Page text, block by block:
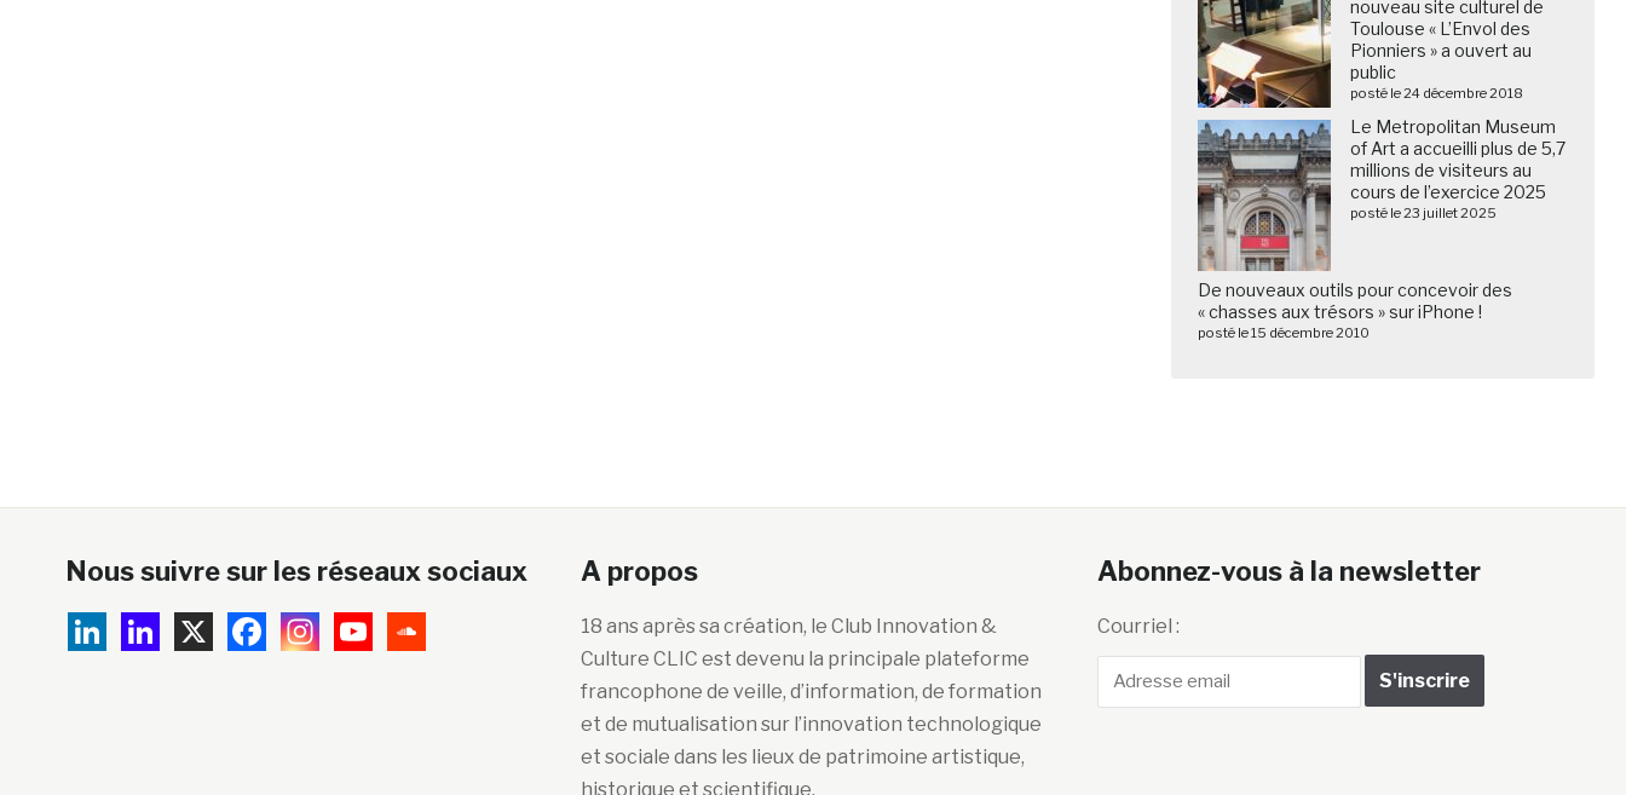
nouveau site culturel de
Toulouse « L’Envol des
Pionniers » a ouvert au
public
posté le 24 décembre 2018
Le Metropolitan Museum
of Art a accueilli plus de 5,7
millions de visiteurs au
cours de l’exercice 2025
posté le 23 juillet 2025
De nouveaux outils pour concevoir des
« chasses aux trésors » sur iPhone !
posté le 15 décembre 2010
Nous suivre sur les réseaux sociaux A propos
18 ans après sa création, le Club Innovation &
Culture CLIC est devenu la principale plateforme
francophone de veille, d’information, de formation
et de mutualisation sur l’innovation technologique
et sociale dans les lieux de patrimoine artistique,
historique et scientifique.
Abonnez-vous à la newsletter
Courriel :